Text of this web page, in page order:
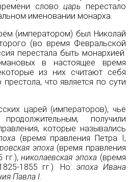
словоцарь перестало
именовании монарха.
(императором) был Николай
(во время Февральской
перестала быть монархией.
в настоящее время
из них считают себя
что является по сути
царей (императоров), чьё
получили
которые назывались
(время правления Петра I,
эпоха(время правления
гг.),николаевская эпоха (время
1855 гг.). Но:эпоха Ивана
Павла I.